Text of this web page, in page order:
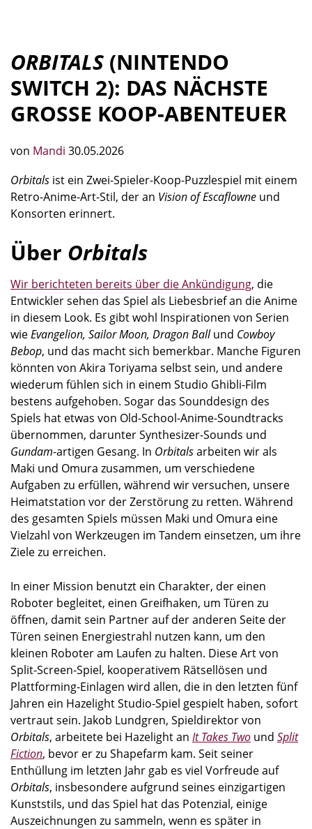
ORBITALS (NINTENDO
SWITCH 2): DAS NÄCHSTE
GROSSE KOOP-ABENTEUER
von Mandi 30.05.2026
Orbitals ist ein Zwei-Spieler-Koop-Puzzlespiel mit einem
Retro-Anime-Art-Stil, der an Vision of Escaflowne und
Konsorten erinnert.
Über Orbitals
Wir berichteten bereits über die Ankündigung, die
Entwickler sehen das Spiel als Liebesbrief an die Anime
in diesem Look. Es gibt wohl Inspirationen von Serien
wieEvangelion, Sailor Moon, Dragon Ballund Cowboy
Bebop, und das macht sich bemerkbar. Manche Figuren
könnten von Akira Toriyama selbst sein, und andere
wiederum fühlen sich in einem Studio Ghibli-Film
bestens aufgehoben. Sogar das Sounddesign des
Spiels hat etwas von Old-School-Anime-Soundtracks
übernommen, darunter Synthesizer-Sounds und
Gundam-artigen Gesang. In Orbitalsarbeiten wir als
Maki und Omura zusammen, um verschiedene
Aufgaben zu erfüllen, während wir versuchen, unsere
Heimatstation vor der Zerstörung zu retten. Während
des gesamten Spiels müssen Maki und Omura eine
Vielzahl von Werkzeugen im Tandem einsetzen, um ihre
Ziele zu erreichen.
In einer Mission benutzt ein Charakter, der einen
Roboter begleitet, einen Greifhaken, um Türen zu
öffnen, damit sein Partner auf der anderen Seite der
Türen seinen Energiestrahl nutzen kann, um den
kleinen Roboter am Laufen zu halten. Diese Art von
Split-Screen-Spiel, kooperativem Rätsellösen und
Plattforming-Einlagen wird allen, die in den letzten fünf
Jahren ein Hazelight Studio-Spiel gespielt haben, sofort
vertraut sein. Jakob Lundgren, Spieldirektor von
Orbitals, arbeitete bei Hazelight an It Takes Two und Split
Fiction, bevor er zu Shapefarm kam. Seit seiner
Enthüllung im letzten Jahr gab es viel Vorfreude auf
Orbitals, insbesondere aufgrund seines einzigartigen
Kunststils, und das Spiel hat das Potenzial, einige
Auszeichnungen zu sammeln, wenn es später in